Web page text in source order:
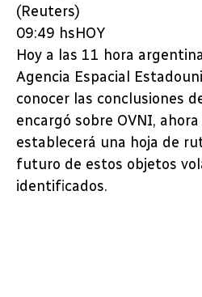
(Reuters)
09:49 hsHOY
Hoy a las 11 hora
Agencia Espacial
conocer las conclusiones
encargó sobre OVNI,
establecerá una hoja de
futuro de estos objetos
identificados.